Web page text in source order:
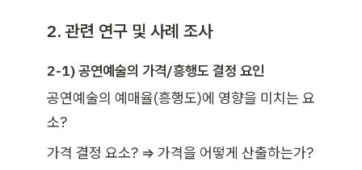
2. 관련 연구 및 사례 조사
2-1) 공연예술의 가격/흥행도 결정 요인
공연예술의 예매율(흥행도)에 영향을 미치는 요
소?
가격 결정 요소? ⇒ 가격을 어떻게 산출하는가?